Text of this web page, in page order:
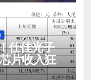
仕佳光子
片收入狂